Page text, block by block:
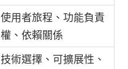
使用者旅程、功能負責
權、依賴關係
技術選擇、可擴展性、